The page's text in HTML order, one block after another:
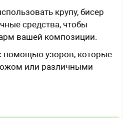
крупу, бисер
средства, чтобы
вашей композиции.
помощью узоров, которые
или различными